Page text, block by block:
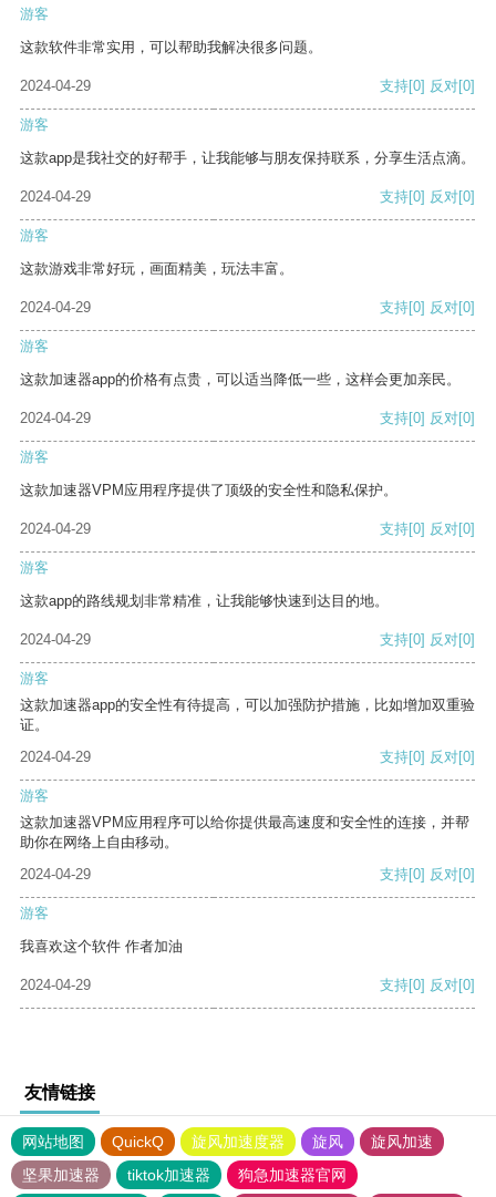
游客
这款软件非常实用，可以帮助我解决很多问题。
2024-04-29 支持[0] 反对[0]
游客
这款app是我社交的好帮手，让我能够与朋友保持联系，分享生活点滴。
2024-04-29 支持[0] 反对[0]
游客
这款游戏非常好玩，画面精美，玩法丰富。
2024-04-29 支持[0] 反对[0]
游客
这款加速器app的价格有点贵，可以适当降低一些，这样会更加亲民。
2024-04-29 支持[0] 反对[0]
游客
这款加速器VPM应用程序提供了顶级的安全性和隐私保护。
2024-04-29 支持[0] 反对[0]
游客
这款app的路线规划非常精准，让我能够快速到达目的地。
2024-04-29 支持[0] 反对[0]
游客
这款加速器app的安全性有待提高，可以加强防护措施，比如增加双重验
证。
2024-04-29
支持[0] 反对[0]
游客
这款加速器VPM应用程序可以给你提供最高速度和安全性的连接，并帮
助你在网络上自由移动。
2024-04-29
支持[0] 反对[0]
游客
我喜欢这个软件 作者加油
2024-04-29 支持[0] 反对[0]
友情链接
网站地图 QuickQ 旋风加速度器 旋风
旋风加速
坚果加速器
tiktok加速器 狗急加速器官网